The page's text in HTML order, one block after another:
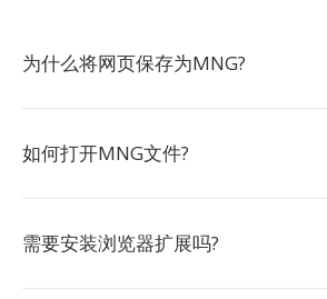
为什么将网页保存为MNG?
如何打开MNG文件?
需要安装浏览器扩展吗?